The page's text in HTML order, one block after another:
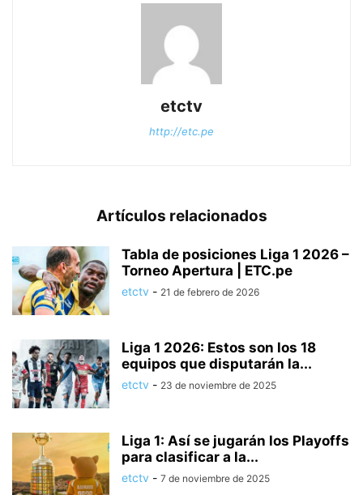
etctv
http://etc.pe
Artículos relacionados
Tabla de posiciones Liga 1 2026 –
Torneo Apertura | ETC.pe
etctv - 21 de febrero de 2026
Liga 1 2026: Estos son los 18
equipos que disputarán la...
etctv - 23 de noviembre de 2025
Liga 1: Así se jugarán los Playoffs
para clasificar a la...
etctv - 7 de noviembre de 2025